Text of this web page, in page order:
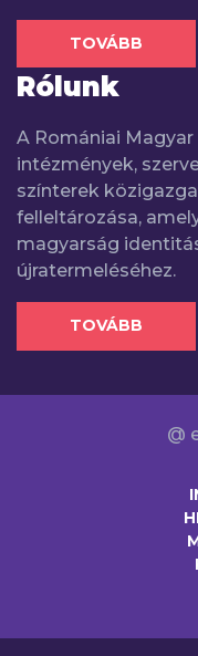
TOVÁBB
Rólunk
A Romániai
intézmények,
színterek
felleltározása,
magyarság
újratermeléséhez.
TOVÁBB
@